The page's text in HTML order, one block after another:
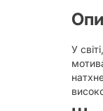
У